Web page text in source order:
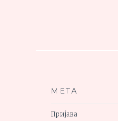
МЕТА
Пријава